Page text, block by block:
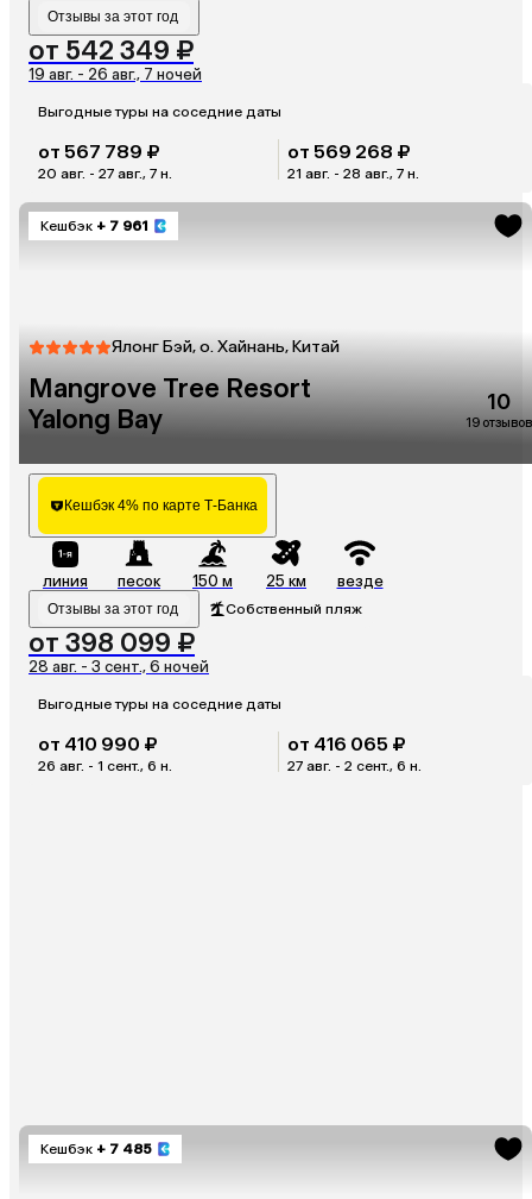
Отзывы за этот год
от 542 349 ₽
19 авг. - 26 авг., 7 ночей
Выгодные туры на соседние даты
от 567 789 ₽
20 авг. - 27 авг., 7 н.
от 569 268 ₽
21 авг. - 28 авг., 7 н.
Кешбэк + 7 961
Ялонг Бэй, о. Хайнань, Китай
Mangrove Tree Resort
Yalong Bay
10
19 отзывов
Кешбэк 4% по карте Т-Банка
линия песок 150 м 25 км везде
Отзывы за этот год Собственный пляж
от 398 099 ₽
28 авг. - 3 сент., 6 ночей
Выгодные туры на соседние даты
от 410 990 ₽
26 авг. - 1 сент., 6 н.
от 416 065 ₽
27 авг. - 2 сент., 6 н.
Кешбэк + 7 485